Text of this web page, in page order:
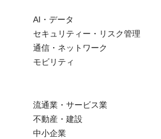
AI・データ
セキュリティー・リスク管理
通信・ネットワーク
モビリティ
流通業・サービス業
不動産・建設
中小企業